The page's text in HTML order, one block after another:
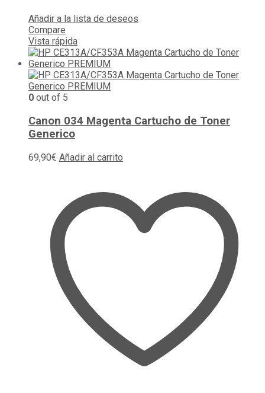
Añadir a la lista de deseos
Compare
Vista rápida
0 out of 5
Canon 034 Magenta Cartucho de Toner
Generico
69,90€ Añadir al carrito